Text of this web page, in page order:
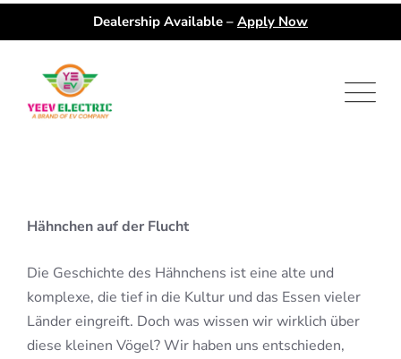
Dealership Available – Apply Now
content
Hähnchen auf der Flucht
Die Geschichte des Hähnchens ist eine alte und
komplexe, die tief in die Kultur und das Essen vieler
Länder eingreift. Doch was wissen wir wirklich über
diese kleinen Vögel? Wir haben uns entschieden,